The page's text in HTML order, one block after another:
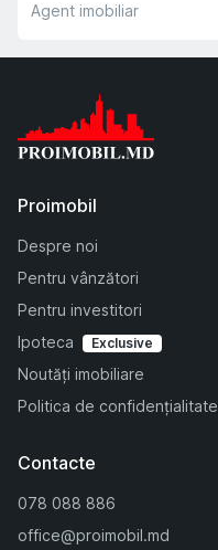
Agent imobiliar
Proimobil
Despre noi
Pentru vânzători
Pentru investitori
Ipoteca
Exclusive
Noutăți imobiliare
Politica de confidențialitate
Contacte
078 088 886
office@proimobil.md